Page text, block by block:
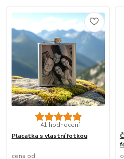
41 hodnocení
Placatka s vlastní fotkou
cena od